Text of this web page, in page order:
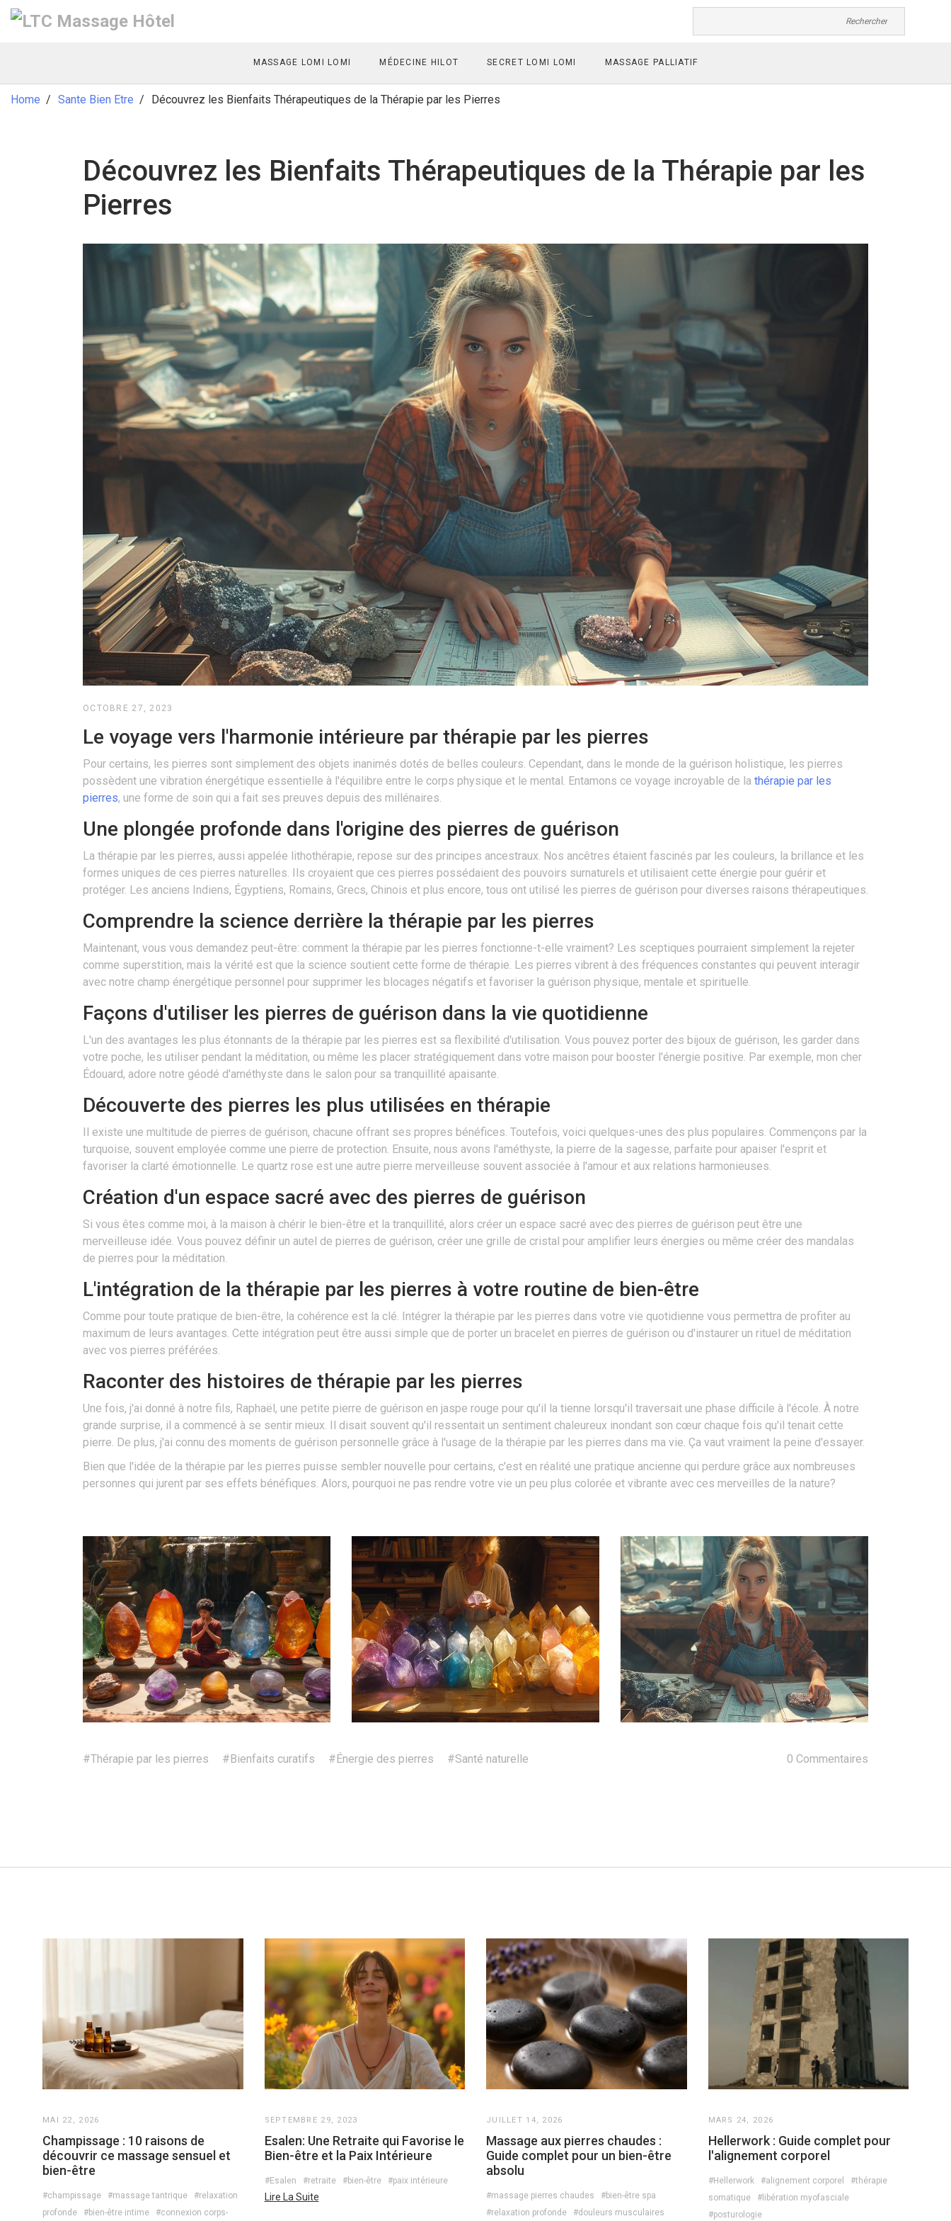
MASSAGE LOMI LOMI MÉDECINE HILOT SECRET LOMI LOMI MASSAGE PALLIATIF
Home Sante Bien Etre Découvrez les Bienfaits Thérapeutiques de la Thérapie par les Pierres
Découvrez les Bienfaits Thérapeutiques de la Thérapie par les
Pierres
OCTOBRE 27, 2023
Le voyage vers l'harmonie intérieure par thérapie par les pierres
Pour certains, les pierres sont simplement des objets inanimés dotés de belles couleurs. Cependant, dans le monde de la guérison holistique, les pierres
possèdent une vibration énergétique essentielle à l'équilibre entre le corps physique et le mental. Entamons ce voyage incroyable de la thérapie par les
pierres, une forme de soin qui a fait ses preuves depuis des millénaires.
Une plongée profonde dans l'origine des pierres de guérison
La thérapie par les pierres, aussi appelée lithothérapie, repose sur des principes ancestraux. Nos ancêtres étaient fascinés par les couleurs, la brillance et les
formes uniques de ces pierres naturelles. Ils croyaient que ces pierres possédaient des pouvoirs surnaturels et utilisaient cette énergie pour guérir et
protéger. Les anciens Indiens, Égyptiens, Romains, Grecs, Chinois et plus encore, tous ont utilisé les pierres de guérison pour diverses raisons thérapeutiques.
Comprendre la science derrière la thérapie par les pierres
Maintenant, vous vous demandez peut-être: comment la thérapie par les pierres fonctionne-t-elle vraiment? Les sceptiques pourraient simplement la rejeter
comme superstition, mais la vérité est que la science soutient cette forme de thérapie. Les pierres vibrent à des fréquences constantes qui peuvent interagir
avec notre champ énergétique personnel pour supprimer les blocages négatifs et favoriser la guérison physique, mentale et spirituelle.
Façons d'utiliser les pierres de guérison dans la vie quotidienne
L'un des avantages les plus étonnants de la thérapie par les pierres est sa flexibilité d'utilisation. Vous pouvez porter des bijoux de guérison, les garder dans
votre poche, les utiliser pendant la méditation, ou même les placer stratégiquement dans votre maison pour booster l'énergie positive. Par exemple, mon cher
Édouard, adore notre géodé d'améthyste dans le salon pour sa tranquillité apaisante.
Découverte des pierres les plus utilisées en thérapie
Il existe une multitude de pierres de guérison, chacune offrant ses propres bénéfices. Toutefois, voici quelques-unes des plus populaires. Commençons par la
turquoise, souvent employée comme une pierre de protection. Ensuite, nous avons l'améthyste, la pierre de la sagesse, parfaite pour apaiser l'esprit et
favoriser la clarté émotionnelle. Le quartz rose est une autre pierre merveilleuse souvent associée à l'amour et aux relations harmonieuses.
Création d'un espace sacré avec des pierres de guérison
Si vous êtes comme moi, à la maison à chérir le bien-être et la tranquillité, alors créer un espace sacré avec des pierres de guérison peut être une
merveilleuse idée. Vous pouvez définir un autel de pierres de guérison, créer une grille de cristal pour amplifier leurs énergies ou même créer des mandalas
de pierres pour la méditation.
L'intégration de la thérapie par les pierres à votre routine de bien-être
Comme pour toute pratique de bien-être, la cohérence est la clé. Intégrer la thérapie par les pierres dans votre vie quotidienne vous permettra de profiter au
maximum de leurs avantages. Cette intégration peut être aussi simple que de porter un bracelet en pierres de guérison ou d'instaurer un rituel de méditation
avec vos pierres préférées.
Raconter des histoires de thérapie par les pierres
Une fois, j'ai donné à notre fils, Raphaël, une petite pierre de guérison en jaspe rouge pour qu'il la tienne lorsqu'il traversait une phase difficile à l'école. À notre
grande surprise, il a commencé à se sentir mieux. Il disait souvent qu'il ressentait un sentiment chaleureux inondant son cœur chaque fois qu'il tenait cette
pierre. De plus, j'ai connu des moments de guérison personnelle grâce à l'usage de la thérapie par les pierres dans ma vie. Ça vaut vraiment la peine d'essayer.
Bien que l'idée de la thérapie par les pierres puisse sembler nouvelle pour certains, c'est en réalité une pratique ancienne qui perdure grâce aux nombreuses
personnes qui jurent par ses effets bénéfiques. Alors, pourquoi ne pas rendre votre vie un peu plus colorée et vibrante avec ces merveilles de la nature?
#Thérapie par les pierres #Bienfaits curatifs #Énergie des pierres #Santé naturelle 0 Commentaires
MAI 22, 2026
Champissage : 10 raisons de
découvrir ce massage sensuel et
bien-être
#champissage #massage tantrique
#relaxation
profonde
#bien-être intime #connexion corps-
SEPTEMBRE 29, 2023
Esalen: Une Retraite qui Favorise le
Bien-être et la Paix Intérieure
#Esalen #retraite #bien-être #paix intérieure
Lire La Suite
JUILLET 14, 2026
Massage aux pierres chaudes :
Guide complet pour un bien-être
absolu
#massage pierres chaudes
#bien-être spa
#relaxation profonde
#douleurs musculaires
MARS 24, 2026
Hellerwork : Guide complet pour
l'alignement corporel
#Hellerwork #alignement corporel
#thérapie
somatique
#libération myofasciale
#posturologie